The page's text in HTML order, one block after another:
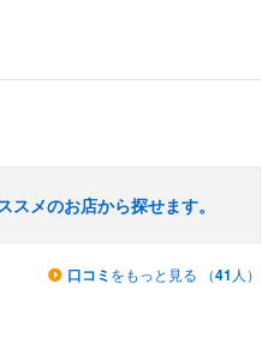
メのお店から探せます。
口コミ をもっと見る （41 人）